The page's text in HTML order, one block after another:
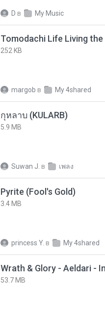
D в My Music
252 KB
margob в My 4shared
กุหลาบ (KULARB)
5.9 MB
Suwan J. в เพลง
Pyrite (Fool's Gold)
3.4 MB
princess Y. в My 4shared
53.7 MB